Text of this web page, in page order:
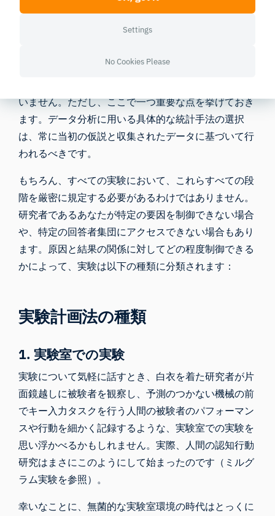
もちろん、フォーカスグループやインタビューなどの
実験セッションの映像記録も生データの一種であり、
生データや測定値を分析するための統計手法は多岐に
いません。ただし、ここで一つ重要な点を挙げておき
ます。データ分析に用いる具体的な統計手法の選択
は、常に当初の仮説と収集されたデータに基づいて行
われるべきです。
もちろん、すべての実験において、これらすべての段
階を厳密に規定する必要があるわけではありません。
研究者であるあなたが特定の要因を制御できない場合
や、特定の回答者集団にアクセスできない場合もあり
ます。原因と結果の関係に対してどの程度制御できる
かによって、実験は以下の種類に分類されます：
実験計画法の種類
1. 実験室での実験
実験について気軽に話すとき、白衣を着た研究者が片
面鏡越しに被験者を観察し、予測のつかない機械の前
でキー入力タスクを行う人間の被験者のパフォーマン
スや行動を細かく記録するような、実験室での実験を
思い浮かべるかもしれません。実際、人間の認知行動
研究はまさにこのようにして始まったのです（ ミルグ
ラム実験を参照）。
幸いなことに、無菌的な実験室環境の時代はとっくに
Settings
No Cookies Please